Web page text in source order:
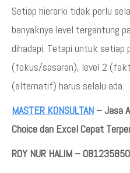
Setiap hierarki tidak perlu
banyaknya level tergantung
dihadapi. Tetapi untuk setiap
(fokus/sasaran), level 2
(alternatif) harus selalu ada.
MASTER KONSULTAN – Jasa
Choice dan Excel Cepat
ROY NUR HALIM –